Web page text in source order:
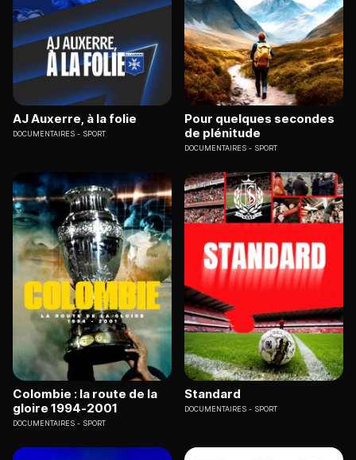
AJ Auxerre, à la folie
DOCUMENTAIRES SPORT
Pour quelques secondes
de plénitude
DOCUMENTAIRES SPORT
Colombie : la route de la
gloire 1994-2001
DOCUMENTAIRES SPORT
Standard
DOCUMENTAIRES SPORT